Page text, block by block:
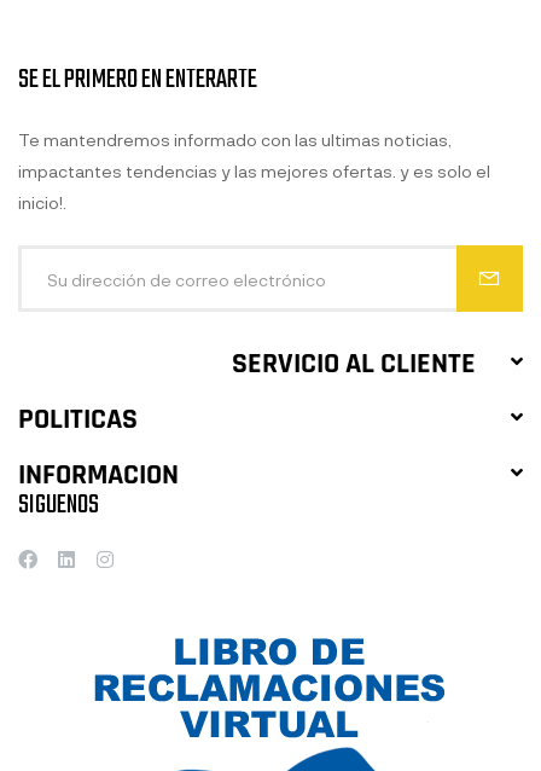
SERVICIO AL CLIENTE
POLITICAS
INFORMACION
SE EL PRIMERO EN ENTERARTE
Te mantendremos informado con las ultimas noticias,
impactantes tendencias y las mejores ofertas. y es solo el
inicio!.
SIGUENOS